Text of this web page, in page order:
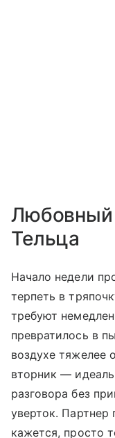
Любовный
Тельца
Начало недели
терпеть в
требуют
превратилось в
воздухе тяжелее
вторник —
разговора без
уверток. Партнер
кажется, просто